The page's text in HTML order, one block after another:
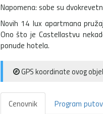
Napomena: sobe su
Novih 14 lux apartmana
Ono što je Castellastvu
ponude hotela.
GPS koordinate ovog
Cenovnik Program